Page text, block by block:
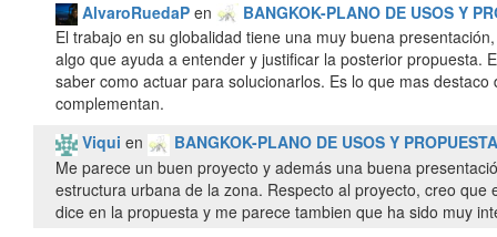
AlvaroRuedaP en
BANGKOK-PLANO DE USOS Y
El trabajo en su globalidad tiene una muy buena
algo que ayuda a entender y justificar la posterior propuesta.
saber como actuar para solucionarlos. Es lo que mas
complementan.
Viqui en
BANGKOK-PLANO DE USOS Y PROPUESTA
Me parece un buen proyecto y además una buena
estructura urbana de la zona. Respecto al proyecto, creo
dice en la propuesta y me parece tambien que ha sido muy